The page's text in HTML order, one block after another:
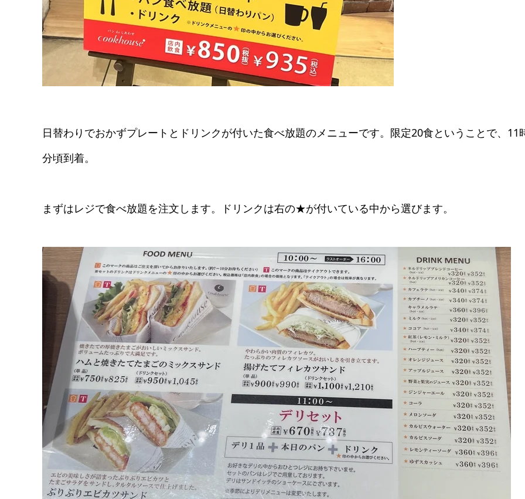
日替わりでおかずプレートとドリンクが付いた食べ放題のメニューです。限定20食ということで、11
分頃到着。
まずはレジで食べ放題を注文します。ドリンクは右の★が付いている中から選びます。